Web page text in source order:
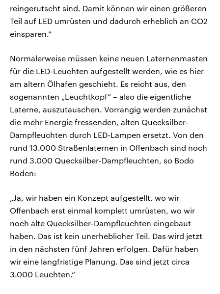
reingerutscht sind. Damit können wir einen größeren
Teil auf LED umrüsten und dadurch erheblich an CO2
einsparen.“
Normalerweise müssen keine neuen Laternenmasten
für die LED-Leuchten aufgestellt werden, wie es hier
am altern Ölhafen geschieht. Es reicht aus, den
sogenannten „Leuchtkopf“ – also die eigentliche
Laterne, auszutauschen. Vorrangig werden zunächst
die mehr Energie fressenden, alten Quecksilber-
Dampfleuchten durch LED-Lampen ersetzt. Von den
rund 13.000 Straßenlaternen in Offenbach sind noch
rund 3.000 Quecksilber-Dampfleuchten, so Bodo
Boden:
„Ja, wir haben ein Konzept aufgestellt, wo wir
Offenbach erst einmal komplett umrüsten, wo wir
noch alte Quecksilber-Dampfleuchten eingebaut
haben. Das ist kein unerheblicher Teil. Das wird jetzt
in den nächsten fünf Jahren erfolgen. Dafür haben
wir eine langfristige Planung. Das sind jetzt circa
3.000 Leuchten.“